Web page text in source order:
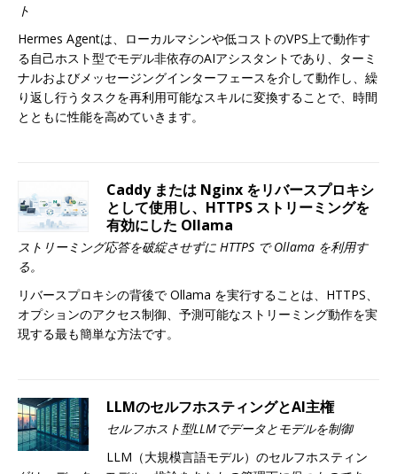
ト
Hermes Agentは、ローカルマシンや低コストのVPS上で動作す
る自己ホスト型でモデル非依存のAIアシスタントであり、ターミ
ナルおよびメッセージングインターフェースを介して動作し、繰
り返し行うタスクを再利用可能なスキルに変換することで、時間
とともに性能を高めていきます。
Caddy または Nginx をリバースプロキシ
として使用し、HTTPS ストリーミングを
有効にした Ollama
ストリーミング応答を破綻させずに HTTPS で Ollama を利用す
る。
リバースプロキシの背後で Ollama を実行することは、HTTPS、
オプションのアクセス制御、予測可能なストリーミング動作を実
現する最も簡単な方法です。
LLMのセルフホスティングとAI主権
セルフホスト型LLMでデータとモデルを制御
LLM（大規模言語モデル）のセルフホスティン